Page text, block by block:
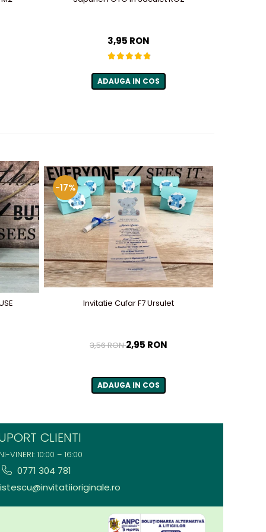
3,95 RON
ADAUGA IN COS
-17%
Invitatie Cufar F7 Ursulet
3,56 RON2,95 RON
ADAUGA IN COS
CLIENTI
VINERI: 10:00 – 16:00
0771 304 781